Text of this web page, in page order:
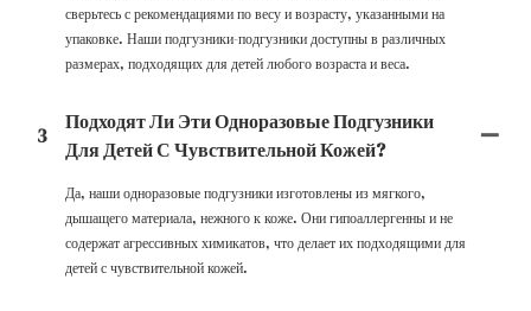
сверьтесь с рекомендациями по весу и возрасту, указанными на
упаковке. Наши подгузники-подгузники доступны в различных
размерах, подходящих для детей любого возраста и веса.
3
Подходят Ли Эти Одноразовые Подгузники
Для Детей С Чувствительной Кожей?
Да, наши одноразовые подгузники изготовлены из мягкого,
дышащего материала, нежного к коже. Они гипоаллергенны и не
содержат агрессивных химикатов, что делает их подходящими для
детей с чувствительной кожей.